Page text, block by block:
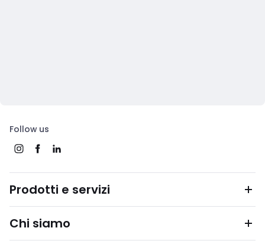
Follow us
Prodotti e servizi
Chi siamo